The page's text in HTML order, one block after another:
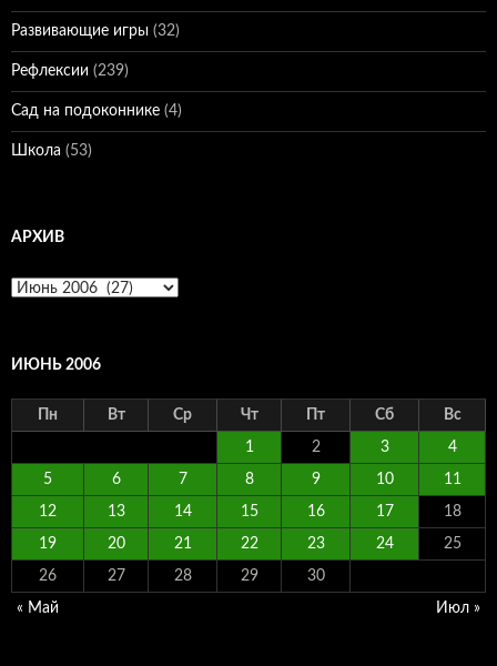
Развивающие игры (32)
Рефлексии (239)
Сад на подоконнике (4)
Школа (53)
АРХИВ
Архив
ИЮНЬ 2006
Пн Вт Ср Чт Пт Сб Вс
1 2 3 4
5 6 7 8 9 10 11
12 13 14 15 16 17 18
19 20 21 22 23 24 25
26 27 28 29 30
« Май Июл »